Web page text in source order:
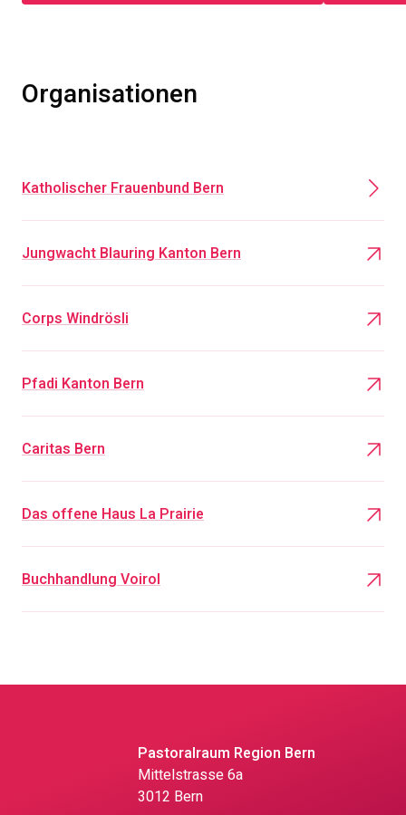
Organisationen
Katholischer Frauenbund Bern
Jungwacht Blauring Kanton Bern
Corps Windrösli
Pfadi Kanton Bern
Caritas Bern
Das offene Haus La Prairie
Buchhandlung Voirol
Pastoralraum Region Bern
Mittelstrasse 6a
3012 Bern